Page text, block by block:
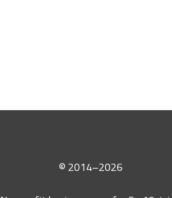
© 2014–2026